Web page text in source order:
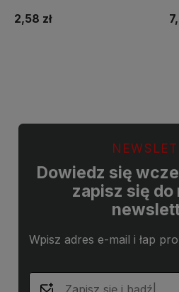
2,58 zł
Dowiedz się
zapisz się do
Wpisz adres e-mail i łap